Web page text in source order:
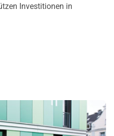
Investitionen in